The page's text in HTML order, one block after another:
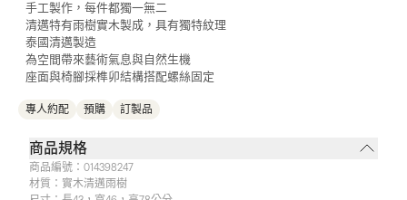
手工製作，每件都獨一無二
清邁特有雨樹實木製成，具有獨特紋理
泰國清邁製造
為空間帶來藝術氣息與自然生機
座面與椅腳採榫卯結構搭配螺絲固定
專人約配 預購 訂製品
商品規格
商品編號： 014398247
材質： 實木清邁雨樹